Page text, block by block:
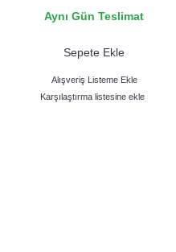
Aynı Gün Teslimat
Sepete Ekle
Alışveriş Listeme Ekle
Karşılaştırma listesine ekle